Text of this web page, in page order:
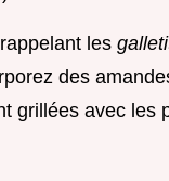
les
des
grillées avec les